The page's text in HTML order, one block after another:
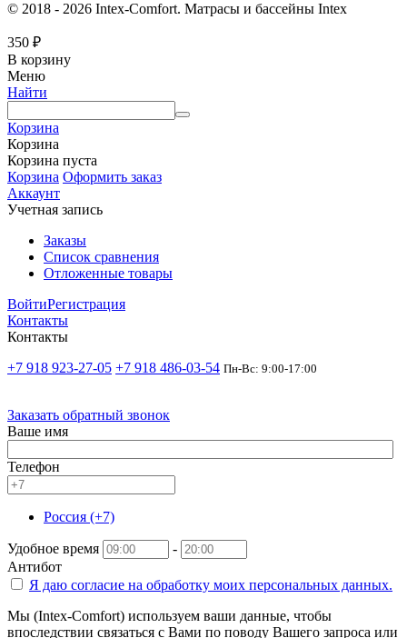
© 2018 - 2026 Intex-Comfort. Матрасы и бассейны Intex
350 ₽
В корзину
Меню
Найти
Корзина
Корзина
Корзина пуста
Корзина Оформить заказ
Аккаунт
Учетная запись
Заказы
Список сравнения
Отложенные товары
ВойтиРегистрация
Контакты
Контакты
+7 918 923-27-05 +7 918 486-03-54 Пн-Вс: 9:00-17:00
Заказать обратный звонок
Ваше имя
Телефон
Россия (+7)
Удобное время
-
Антибот
Я даю согласие на обработку моих персональных данных.
Мы (Intex-Comfort) используем ваши данные, чтобы
впоследствии связаться с Вами по поводу Вашего запроса или